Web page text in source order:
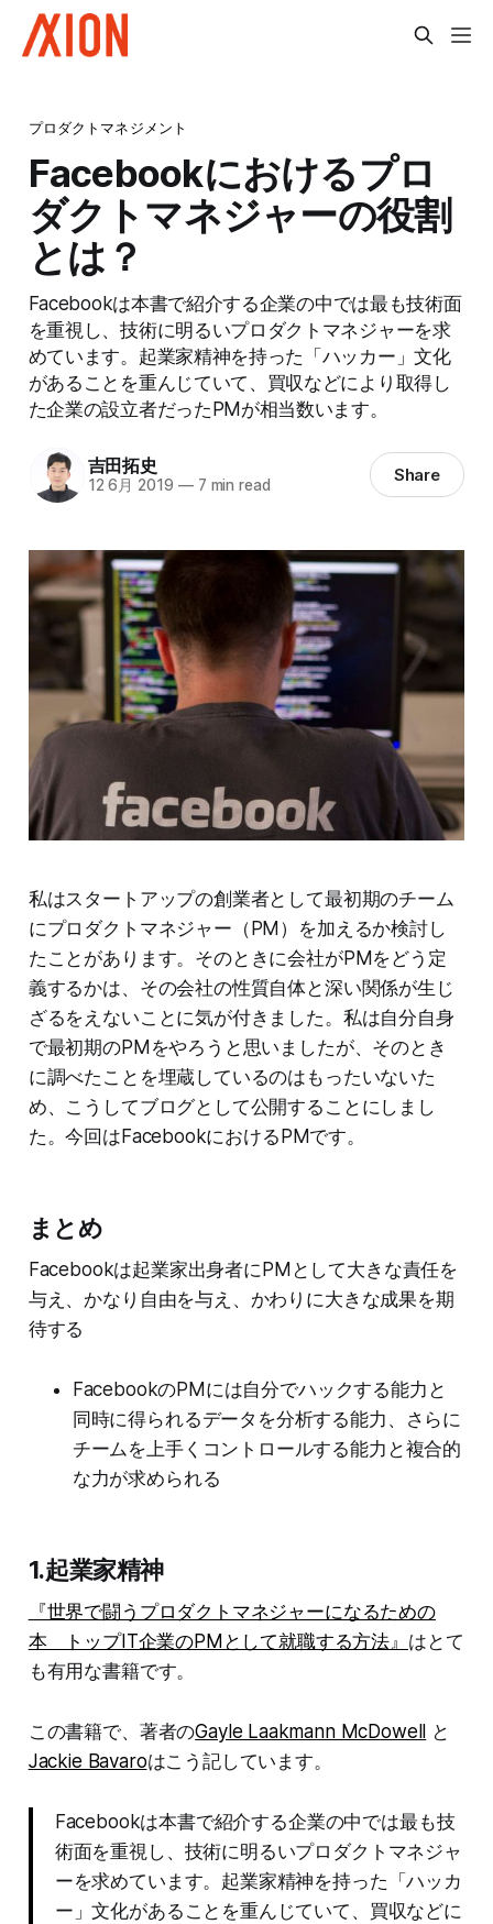
プロダクトマネジメント
Facebookにおけるプロ
ダクトマネジャーの役割
とは？
Facebookは本書で紹介する企業の中では最も技術面
を重視し、技術に明るいプロダクトマネジャーを求
めています。起業家精神を持った「ハッカー」文化
があることを重んじていて、買収などにより取得し
た企業の設立者だったPMが相当数います。
吉田拓史
12 6月 2019 —7 min read Share
私はスタートアップの創業者として最初期のチーム
にプロダクトマネジャー（PM）を加えるか検討し
たことがあります。そのときに会社がPMをどう定
義するかは、その会社の性質自体と深い関係が生じ
ざるをえないことに気が付きました。私は自分自身
で最初期のPMをやろうと思いましたが、そのとき
に調べたことを埋蔵しているのはもったいないた
め、こうしてブログとして公開することにしまし
た。今回はFacebookにおけるPMです。
まとめ
Facebookは起業家出身者にPMとして大きな責任を
与え、かなり自由を与え、かわりに大きな成果を期
待する
FacebookのPMには自分でハックする能力と
同時に得られるデータを分析する能力、さらに
チームを上手くコントロールする能力と複合的
な力が求められる
1.起業家精神
『世界で闘うプロダクトマネジャーになるための
本 トップIT企業のPMとして就職する方法』 はとて
も有用な書籍です。
この書籍で、著者のGayle Laakmann McDowell
と
Jackie Bavaroはこう記しています。
Facebookは本書で紹介する企業の中では最も技
術面を重視し、技術に明るいプロダクトマネジャ
ーを求めています。起業家精神を持った「ハッカ
ー」文化があることを重んじていて、買収などに